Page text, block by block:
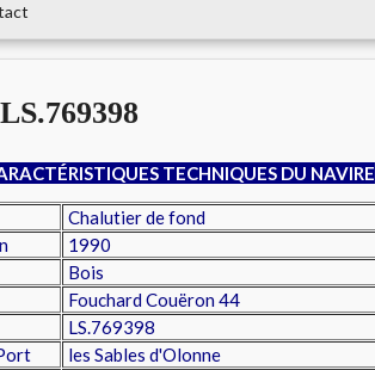
TECHNIQUES DU NAVIRE
Chalutier de fond
1990
Bois
Fouchard Couëron 44
LS.769398
les Sables d'Olonne